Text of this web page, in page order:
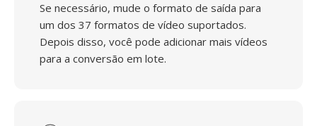
Se necessário, mude o formato de saída para
um dos 37 formatos de vídeo suportados.
Depois disso, você pode adicionar mais vídeos
para a conversão em lote.